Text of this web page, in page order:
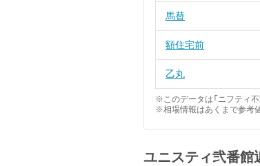
馬替
額住宅前
乙丸
※このデータは「ニフティ
※相場情報はあくまで参考
ユニスティ弐番館